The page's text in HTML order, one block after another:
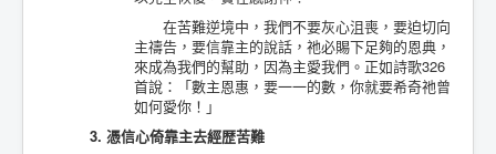
在苦難逆境中，我們不要灰心沮喪，要迫切向
主禱告，要信靠主的說話，祂必賜下足夠的恩典，
來成為我們的幫助，因為主愛我們。正如詩歌326
首說：「數主恩惠，要一一的數，你就要希奇祂曾
如何愛你！」
3. 憑信心倚靠主去經歴苦難